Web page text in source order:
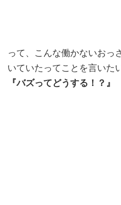
って、こんな働かないおっ
いていたってことを言いた
『バズってどうする！？』